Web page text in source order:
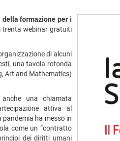
della formazione per i
trenta webinar gratuiti
di alcuni
una tavola rotonda
Art and Mathematics)
una chiamata
attiva al
ha messo in
come un “contratto
dei diritti umani